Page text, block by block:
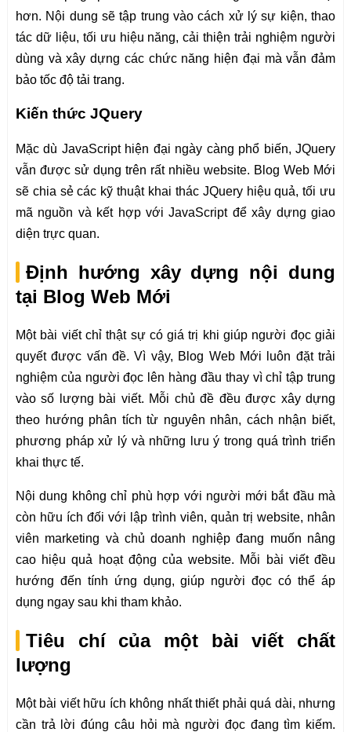
hơn. Nội dung sẽ tập trung vào cách xử lý sự kiện, thao
tác dữ liệu, tối ưu hiệu năng, cải thiện trải nghiệm người
dùng và xây dựng các chức năng hiện đại mà vẫn đảm
bảo tốc độ tải trang.
Kiến thức JQuery
Mặc dù JavaScript hiện đại ngày càng phổ biến, JQuery
vẫn được sử dụng trên rất nhiều website. Blog Web Mới
sẽ chia sẻ các kỹ thuật khai thác JQuery hiệu quả, tối ưu
mã nguồn và kết hợp với JavaScript để xây dựng giao
diện trực quan.
Định hướng xây dựng nội dung
tại Blog Web Mới
Một bài viết chỉ thật sự có giá trị khi giúp người đọc giải
quyết được vấn đề. Vì vậy, Blog Web Mới luôn đặt trải
nghiệm của người đọc lên hàng đầu thay vì chỉ tập trung
vào số lượng bài viết. Mỗi chủ đề đều được xây dựng
theo hướng phân tích từ nguyên nhân, cách nhận biết,
phương pháp xử lý và những lưu ý trong quá trình triển
khai thực tế.
Nội dung không chỉ phù hợp với người mới bắt đầu mà
còn hữu ích đối với lập trình viên, quản trị website, nhân
viên marketing và chủ doanh nghiệp đang muốn nâng
cao hiệu quả hoạt động của website. Mỗi bài viết đều
hướng đến tính ứng dụng, giúp người đọc có thể áp
dụng ngay sau khi tham khảo.
Tiêu chí của một bài viết chất
lượng
Một bài viết hữu ích không nhất thiết phải quá dài, nhưng
cần trả lời đúng câu hỏi mà người đọc đang tìm kiếm.